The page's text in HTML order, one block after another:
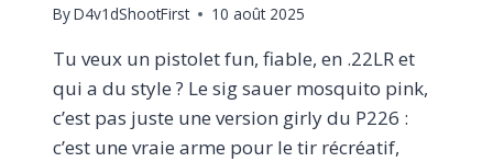
ByD4v1dShootFirst 10 août 2025
Tu veux un pistolet fun, fiable, en .22LR et
qui a du style ? Le sig sauer mosquito pink,
c’est pas juste une version girly du P226 :
c’est une vraie arme pour le tir récréatif,